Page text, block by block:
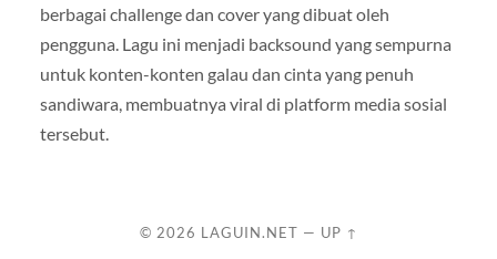
berbagai challenge dan cover yang dibuat oleh
pengguna. Lagu ini menjadi backsound yang sempurna
untuk konten-konten galau dan cinta yang penuh
sandiwara, membuatnya viral di platform media sosial
tersebut.
© 2026 LAGUIN.NET — UP ↑